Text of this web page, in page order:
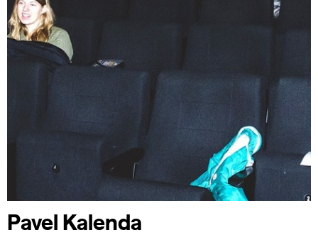
Pavel Kalenda